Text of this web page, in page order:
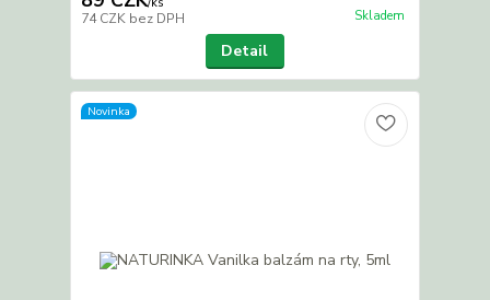
74 CZK bez DPH Skladem
Detail
Novinka